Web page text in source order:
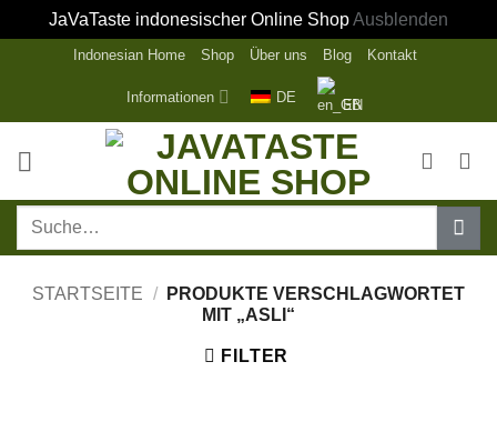
JaVaTaste indonesischer Online ShopAusblenden
Indonesian Home Shop Über uns Blog Kontakt
Informationen DE EN
Suche
STARTSEITE /
PRODUKTE VERSCHLAGWORTET
MIT „ASLI“
FILTER